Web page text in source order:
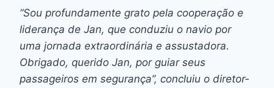
“Sou profundamente grato pela cooperação e
liderança de Jan, que conduziu o navio por
uma jornada extraordinária e assustadora.
Obrigado, querido Jan, por guiar seus
passageiros em segurança”, concluiu o diretor-